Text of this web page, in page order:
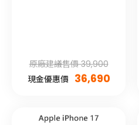
原廠建議售價 39,900
現金優惠價 36,690